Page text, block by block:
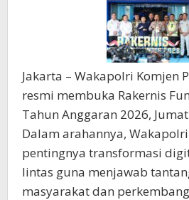
Humanis
Jakarta – Wakapolri Komjen
resmi membuka Rakernis
Tahun Anggaran 2026,
Dalam arahannya,
pentingnya transformasi
lintas guna menjawab
masyarakat dan